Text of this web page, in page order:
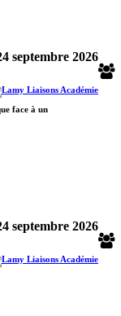
septembre 2026
face à un
septembre 2026